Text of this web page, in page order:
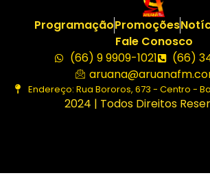
ProgramaçãoPromoções
Fale Conosco
(66) 9 9909-1021
(66)
Endereço: Rua Bororos, 673 - Centro -
2024 | Todos Direitos